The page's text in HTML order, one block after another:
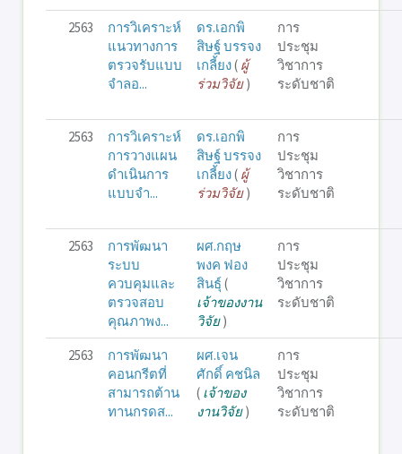
2563
การวิเคราะห์
แนวทางการ
ตรวจรับแบบ
จำลอ...
ดร.เอกพิ
สิษฐ์ บรรจง
เกลี้ยง( ผู้
ร่วมวิจัย)
การ
ประชุม
วิชาการ
ระดับชาติ
2563
การวิเคราะห์
การวางแผน
ดำเนินการ
แบบจำ...
ดร.เอกพิ
สิษฐ์ บรรจง
เกลี้ยง( ผู้
ร่วมวิจัย)
การ
ประชุม
วิชาการ
ระดับชาติ
2563
การพัฒนา
ระบบ
ควบคุมและ
ตรวจสอบ
คุณภาพง...
ผศ.กฤษ
พงค ฟอง
สินธุ์(
เจ้าของงาน
วิจัย)
การ
ประชุม
วิชาการ
ระดับชาติ
2563
การพัฒนา
คอนกรีตที่
สามารถต้าน
ทานกรดส...
ผศ.เจน
ศักดิ์ คชนิล
( เจ้าของ
งานวิจัย)
การ
ประชุม
วิชาการ
ระดับชาติ